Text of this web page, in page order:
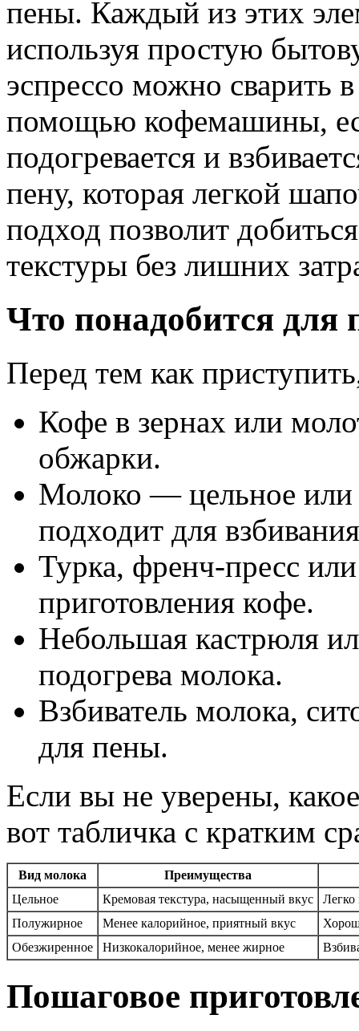
пены. Каждый из этих
используя простую
эспрессо можно сварить
помощью кофемашины,
подогревается и
пену, которая легкой
подход позволит
текстуры без лишних
Что понадобится для
Перед тем как
Кофе в зернах или
обжарки.
Молоко — цельное
подходит для
Турка, френч-пресс
приготовления кофе.
Небольшая кастрюля
подогрева молока.
Взбиватель молока,
для пены.
Если вы не уверены,
вот табличка с кратким
Вид молока
Преимущества
Цельное
Кремовая текстура, насыщенный вкус
Легко
Полужирное
Менее калорийное, приятный вкус
Обезжиренное
Низкокалорийное, менее жирное
Пошаговое